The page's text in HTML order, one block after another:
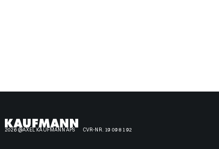
2026 @AXEL KAUFMANN APS CVR-NR. 19 09 81 92